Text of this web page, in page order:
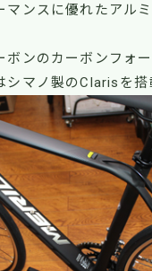
マンスに優れたアル
ボンのカーボンフォ
シマノ製のClarisを搭